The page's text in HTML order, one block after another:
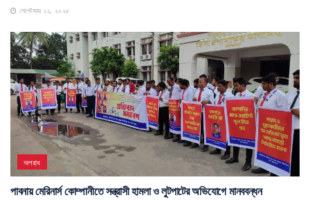
সেপ্টেম্বর ১১, ২০২৫
অপরাধ
পাবনায় মেরিনার্স কোম্পানীতে সন্ত্রাসী হামলা ও লুটপাটের অভিযোগে মানববন্ধন